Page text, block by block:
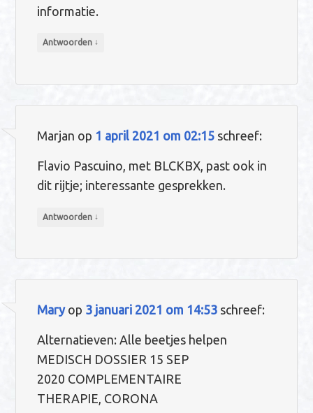
informatie.
Antwoorden ↓
Marjan op 1 april 2021 om 02:15 schreef:
Flavio Pascuino, met BLCKBX, past ook in
dit rijtje; interessante gesprekken.
Antwoorden ↓
Maryop 3 januari 2021 om 14:53 schreef:
Alternatieven: Alle beetjes helpen
MEDISCH DOSSIER 15 SEP
2020 COMPLEMENTAIRE
THERAPIE, CORONA